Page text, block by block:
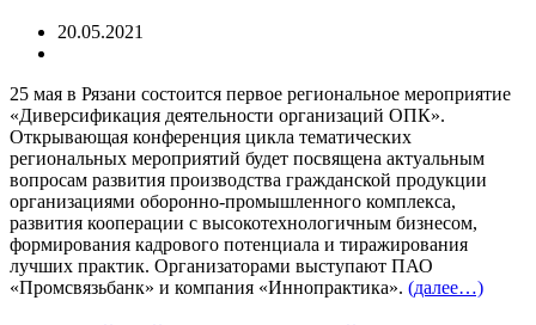
20.05.2021
25 мая в Рязани состоится первое региональное мероприятие
«Диверсификация деятельности организаций ОПК».
Открывающая конференция цикла тематических
региональных мероприятий будет посвящена актуальным
вопросам развития производства гражданской продукции
организациями оборонно-промышленного комплекса,
развития кооперации с высокотехнологичным бизнесом,
формирования кадрового потенциала и тиражирования
лучших практик. Организаторами выступают ПАО
«Промсвязьбанк» и компания «Иннопрактика». (далее…)